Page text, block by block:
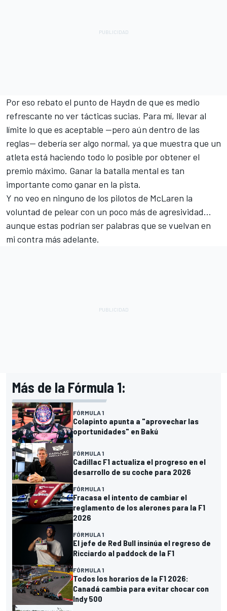
Por eso rebato el punto de Haydn de que es medio
refrescante no ver tácticas sucias. Para mí, llevar al
límite lo que es aceptable —pero aún dentro de las
reglas— debería ser algo normal, ya que muestra que un
atleta está haciendo todo lo posible por obtener el
premio máximo. Ganar la batalla mental es tan
importante como ganar en la pista.
Y no veo en ninguno de los pilotos de McLaren la
voluntad de pelear con un poco más de agresividad...
aunque estas podrían ser palabras que se vuelvan en
mi contra más adelante.
Más de la Fórmula 1:
FÓRMULA 1
Colapinto apunta a "aprovechar las
oportunidades" en Bakú
FÓRMULA 1
Cadillac F1 actualiza el progreso en el
desarrollo de su coche para 2026
FÓRMULA 1
Fracasa el intento de cambiar el
reglamento de los alerones para la F1
2026
FÓRMULA 1
El jefe de Red Bull insinúa el regreso de
Ricciardo al paddock de la F1
FÓRMULA 1
Todos los horarios de la F1 2026:
Canadá cambia para evitar chocar con
Indy 500